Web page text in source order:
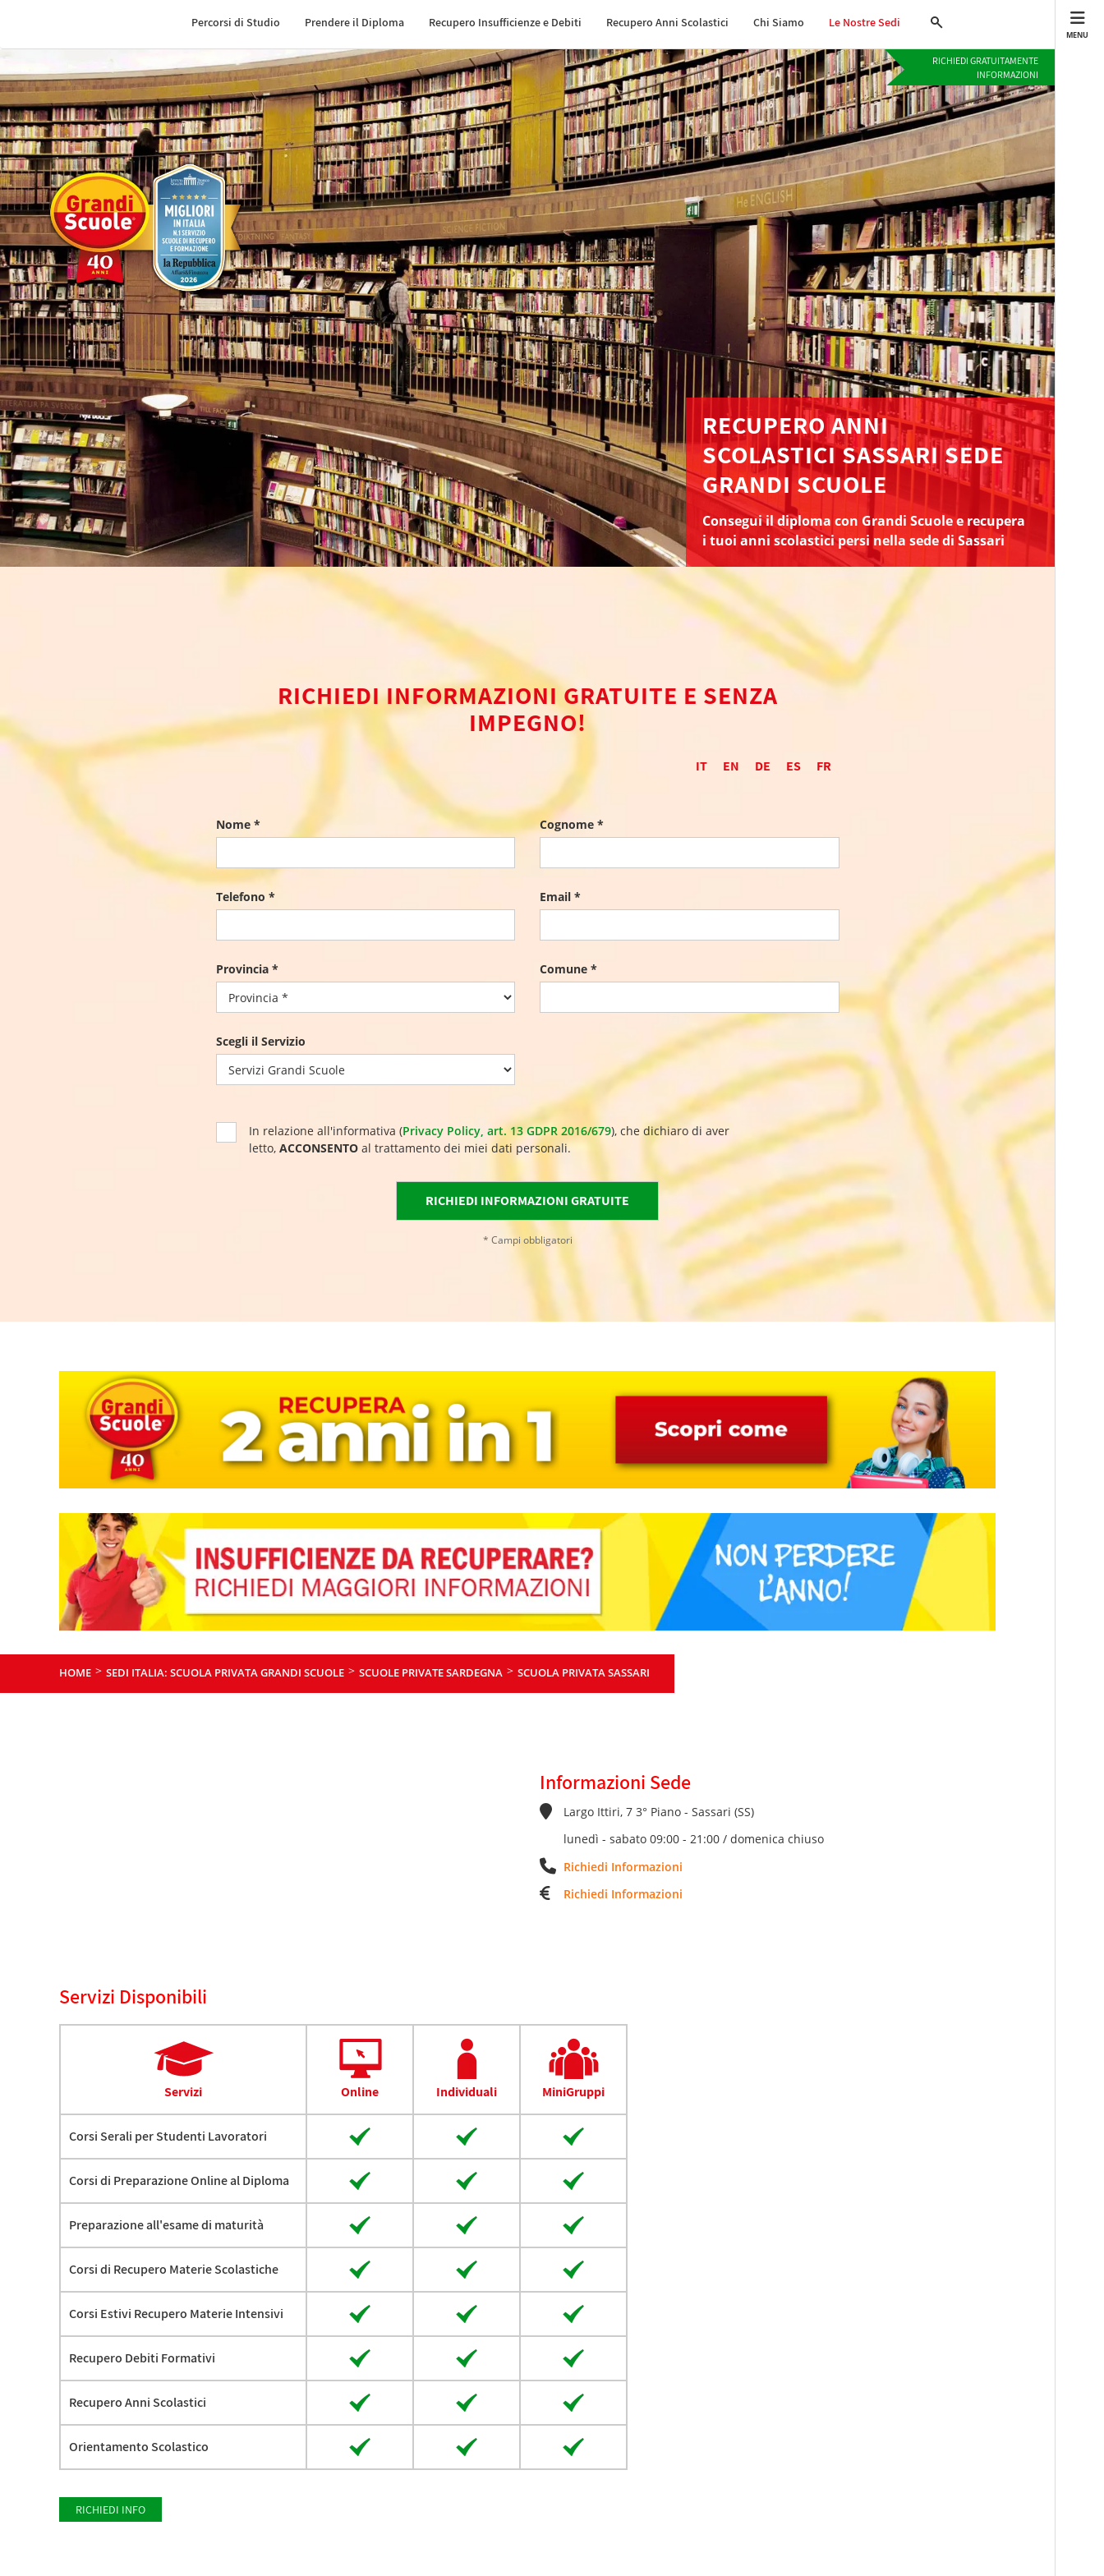
Percorsi di Studio Prendere il Diploma Recupero Insufficienze e Debiti Recupero Anni Scolastici Chi Siamo Le Nostre Sedi
MENU
RECUPERO ANNI
SCOLASTICI SASSARI SEDE
GRANDI SCUOLE
Consegui il diploma con Grandi Scuole e recupera
i tuoi anni scolastici persi nella sede di Sassari
RICHIEDI INFORMAZIONI GRATUITE E SENZA
IMPEGNO!
IT EN DE ES FR
Nome * Cognome *
Telefono * Email *
Provincia * Comune *
Scegli il Servizio
In relazione all'informativa (Privacy Policy, art. 13 GDPR 2016/679), che dichiaro di aver
letto, ACCONSENTOal trattamento dei miei dati personali.
* Campi obbligatori
RICHIEDI GRATUITAMENTE
INFORMAZIONI
HOME > SEDI ITALIA: SCUOLA PRIVATA GRANDI SCUOLE > SCUOLE PRIVATE SARDEGNA > SCUOLA PRIVATA SASSARI
Informazioni Sede
Largo Ittiri, 7 3° Piano - Sassari (SS)
lunedì - sabato 09:00 - 21:00 / domenica chiuso
Richiedi Informazioni
Richiedi Informazioni
Servizi Disponibili
Servizi Online Individuali MiniGruppi
Corsi Serali per Studenti Lavoratori
Corsi di Preparazione Online al Diploma
Preparazione all'esame di maturità
Corsi di Recupero Materie Scolastiche
Corsi Estivi Recupero Materie Intensivi
Recupero Debiti Formativi
Recupero Anni Scolastici
Orientamento Scolastico
RICHIEDI INFO